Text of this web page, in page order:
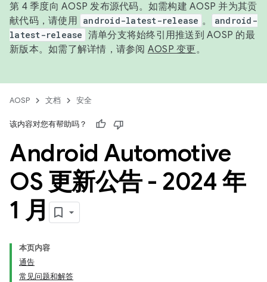
第 4 季度向 AOSP 发布源代码。如需构建 AOSP 并为其贡
献代码，请使用 android-latest-release 。
android-
latest-release 清单分支将始终引用推送到 AOSP 的最
新版本。如需了解详情，请参阅 AOSP 变更。
AOSP 文档 安全
该内容对您有帮助吗？
Android Automotive
OS 更新公告 - 2024 年
1 月
本页内容
通告
常见问题和解答